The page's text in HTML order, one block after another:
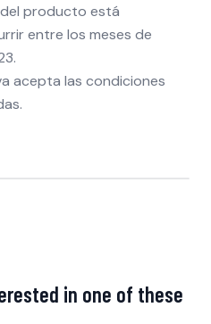
producto está
entre los meses de
acepta las condiciones
in one of these